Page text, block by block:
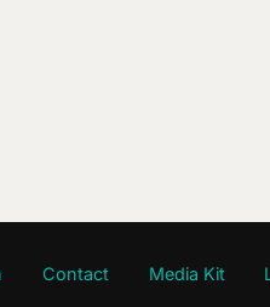
Contact Media Kit